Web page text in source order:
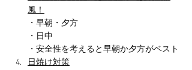
風！
・早朝・夕方
・日中
・安全性を考えると早朝か夕方がベスト
日焼け対策